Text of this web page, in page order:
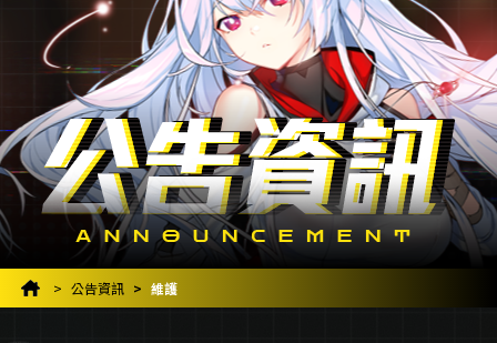
公告資訊 維護